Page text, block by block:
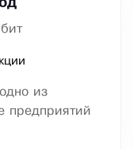
из
предприятий